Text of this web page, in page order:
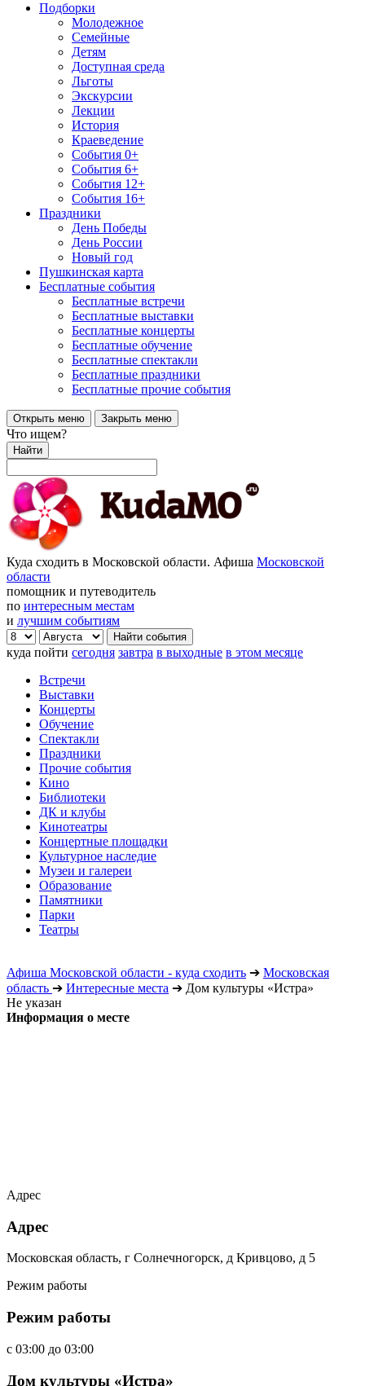
Подборки
Молодежное
Семейные
Детям
Доступная среда
Льготы
Экскурсии
Лекции
История
Краеведение
События 0+
События 6+
События 12+
События 16+
Праздники
День Победы
День России
Новый год
Пушкинская карта
Бесплатные события
Бесплатные встречи
Бесплатные выставки
Бесплатные концерты
Бесплатные обучение
Бесплатные спектакли
Бесплатные праздники
Бесплатные прочие события
Открыть меню Закрыть меню
Что ищем?
Найти
Куда сходить в Московской области. Афиша Московской
области
помощник и путеводитель
по интересным местам
и лучшим событиям
куда пойти сегодня завтра в выходные в этом месяце
Встречи
Выставки
Концерты
Обучение
Спектакли
Праздники
Прочие события
Кино
Библиотеки
ДК и клубы
Кинотеатры
Концертные площадки
Культурное наследие
Музеи и галереи
Образование
Памятники
Парки
Театры
Афиша Московской области - куда сходить ➔ Московская
область ➔ Интересные места ➔ Дом культуры «Истра»
Не указан
Информация о месте
Адрес
Адрес
Московская область, г Солнечногорск, д Кривцово, д 5
Режим работы
Режим работы
c 03:00 до 03:00
Дом культуры «Истра»